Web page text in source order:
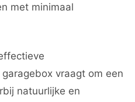
met minimaal
vraagt om een
natuurlijke en